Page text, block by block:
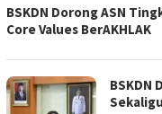
BSKDN Dorong ASN
Core Values BerAKHLAK
BSKDN